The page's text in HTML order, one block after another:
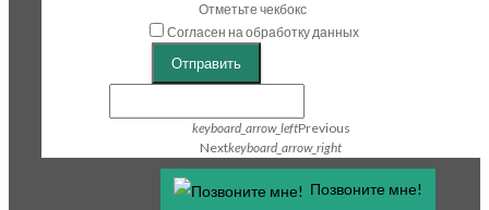
Отметьте чекбокс
Согласен на обработку данных
Отправить
keyboard_arrow_leftPrevious
Nextkeyboard_arrow_right
Позвоните мне!